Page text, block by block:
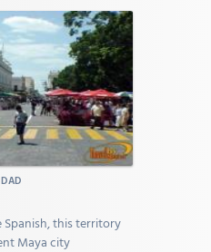
this territory
Maya city